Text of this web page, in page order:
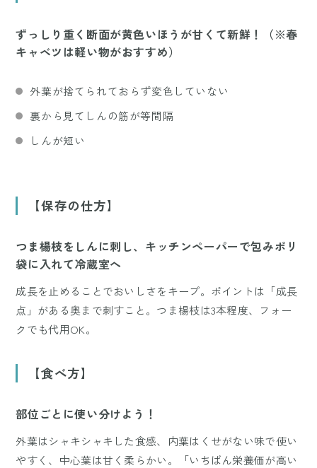
ずっしり重く断面が黄色いほうが甘くて新鮮！（※春
キャベツは軽い物がおすすめ）
外葉が捨てられておらず変色していない
裏から見てしんの筋が等間隔
しんが短い
【保存の仕方】
つま楊枝をしんに刺し、キッチンペーパーで包みポリ
袋に入れて冷蔵室へ
成長を止めることでおいしさをキープ。ポイントは「成長
点」がある奥まで刺すこと。つま楊枝は3本程度、フォー
クでも代用OK。
【食べ方】
部位ごとに使い分けよう！
外葉はシャキシャキした食感、内葉はくせがない味で使い
やすく、中心葉は甘く柔らかい。「いちばん栄養価が高い